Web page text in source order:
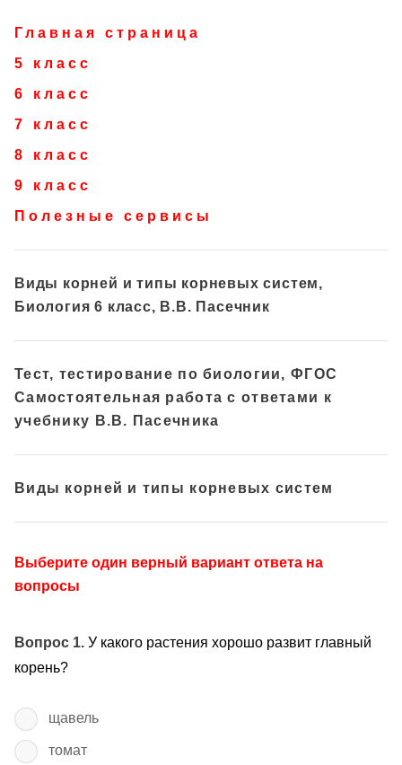
Главная страница
5 класс
6 класс
7 класс
8 класс
9 класс
Полезные сервисы
Виды корней и типы корневых систем,
Биология 6 класс, В.В. Пасечник
Тест, тестирование по биологии, ФГОС
Самостоятельная работа с ответами к
учебнику В.В. Пасечника
Виды корней и типы корневых систем
Выберите один верный вариант ответа на
вопросы
Вопрос 1. У какого растения хорошо развит главный
корень?
щавель
томат